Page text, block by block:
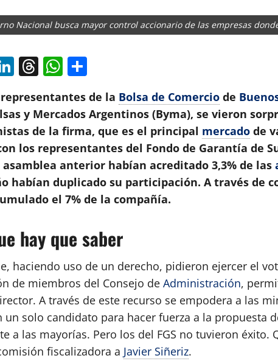
Nacional busca mayor control accionario de las empresas
LinkedIn
Threads
WhatsApp
de la Bolsa de Comercio de
y Mercados Argentinos (Byma), se vieron
de la firma, que es el principal mercado de
los representantes del Fondo de Garantía de
asamblea anterior habían acreditado 3,3% de las
habían duplicado su participación. A través de
el 7% de la compañía.
hay que saber
haciendo uso de un derecho, pidieron ejercer el
de miembros del Consejo de Administración,
A través de este recurso se empodera a las
un solo candidato para hacer fuerza a la propuesta
a las mayorías. Pero los del FGS no tuvieron éxito.
fiscalizadora a Javier Siñeriz.